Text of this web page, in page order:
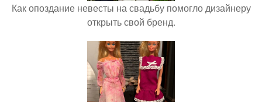
Как опоздание невесты на свадьбу помогло дизайнеру
открыть свой бренд.